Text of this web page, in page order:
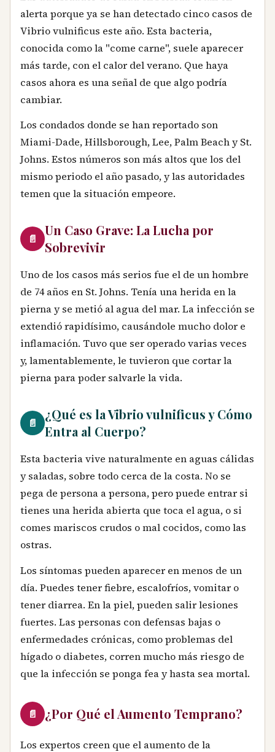
alerta porque ya se han detectado cinco casos de
Vibrio vulnificus este año. Esta bacteria,
conocida como la "come carne", suele aparecer
más tarde, con el calor del verano. Que haya
casos ahora es una señal de que algo podría
cambiar.
Los condados donde se han reportado son
Miami-Dade, Hillsborough, Lee, Palm Beach y St.
Johns. Estos números son más altos que los del
mismo periodo el año pasado, y las autoridades
temen que la situación empeore.
📄
Un Caso Grave: La Lucha por
Sobrevivir
Uno de los casos más serios fue el de un hombre
de 74 años en St. Johns. Tenía una herida en la
pierna y se metió al agua del mar. La infección se
extendió rapidísimo, causándole mucho dolor e
inflamación. Tuvo que ser operado varias veces
y, lamentablemente, le tuvieron que cortar la
pierna para poder salvarle la vida.
📄
¿Qué es la Vibrio vulnificus y Cómo
Entra al Cuerpo?
Esta bacteria vive naturalmente en aguas cálidas
y saladas, sobre todo cerca de la costa. No se
pega de persona a persona, pero puede entrar si
tienes una herida abierta que toca el agua, o si
comes mariscos crudos o mal cocidos, como las
ostras.
Los síntomas pueden aparecer en menos de un
día. Puedes tener fiebre, escalofríos, vomitar o
tener diarrea. En la piel, pueden salir lesiones
fuertes. Las personas con defensas bajas o
enfermedades crónicas, como problemas del
hígado o diabetes, corren mucho más riesgo de
que la infección se ponga fea y hasta sea mortal.
📄 ¿Por Qué el Aumento Temprano?
Los expertos creen que el aumento de la